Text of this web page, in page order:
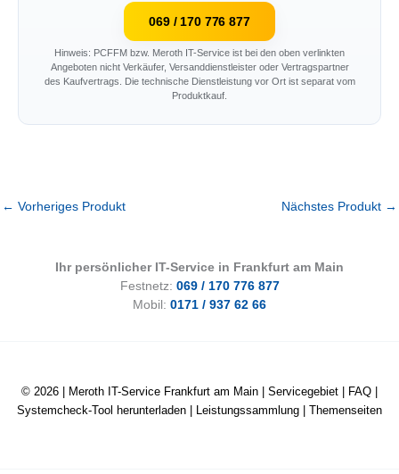
069 / 170 776 877
Hinweis: PCFFM bzw. Meroth IT-Service ist bei den oben verlinkten
Angeboten nicht Verkäufer, Versanddienstleister oder Vertragspartner
des Kaufvertrags. Die technische Dienstleistung vor Ort ist separat vom
Produktkauf.
← Vorheriges Produkt Nächstes Produkt →
Ihr persönlicher IT-Service in Frankfurt am Main
Festnetz: 069 / 170 776 877
Mobil: 0171 / 937 62 66
© 2026 | Meroth IT-Service Frankfurt am Main Servicegebiet FAQ
Systemcheck-Tool herunterladen
Leistungssammlung Themenseiten